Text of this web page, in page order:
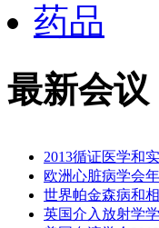
药品
最新会议
2013循证医学和
欧洲心脏病学会
世界帕金森病和
英国介入放射学